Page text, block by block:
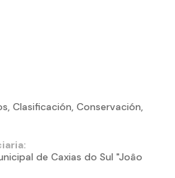
Clasificación, Conservación,
de Caxias do Sul "Joâo